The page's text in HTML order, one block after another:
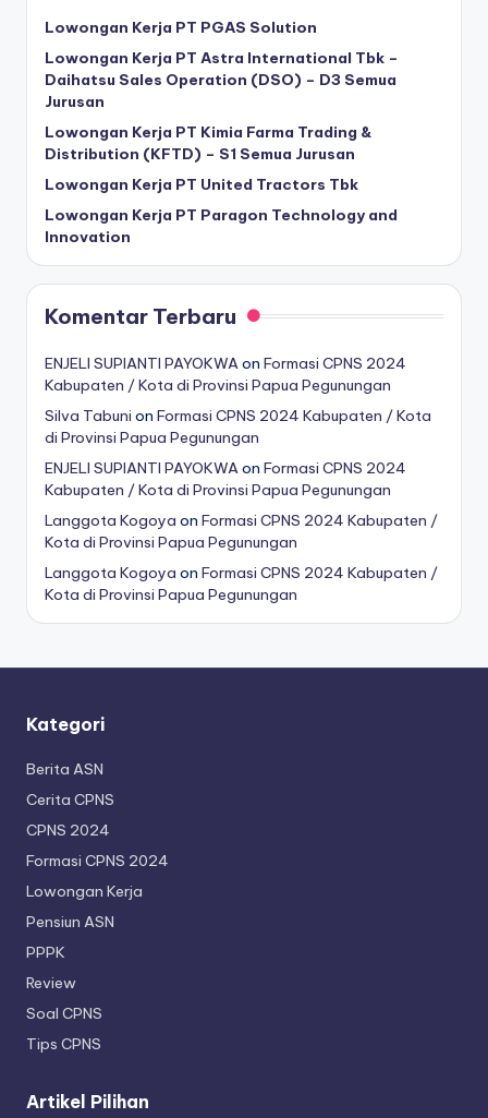
Lowongan Kerja PT PGAS Solution
Lowongan Kerja PT Astra International Tbk –
Daihatsu Sales Operation (DSO) – D3 Semua
Jurusan
Lowongan Kerja PT Kimia Farma Trading &
Distribution (KFTD) – S1 Semua Jurusan
Lowongan Kerja PT United Tractors Tbk
Lowongan Kerja PT Paragon Technology and
Innovation
Komentar Terbaru
ENJELI SUPIANTI PAYOKWAon Formasi CPNS 2024
Kabupaten / Kota di Provinsi Papua Pegunungan
Silva Tabuni on Formasi CPNS 2024 Kabupaten / Kota
di Provinsi Papua Pegunungan
ENJELI SUPIANTI PAYOKWAon Formasi CPNS 2024
Kabupaten / Kota di Provinsi Papua Pegunungan
Langgota Kogoya on Formasi CPNS 2024 Kabupaten /
Kota di Provinsi Papua Pegunungan
Langgota Kogoya on Formasi CPNS 2024 Kabupaten /
Kota di Provinsi Papua Pegunungan
Kategori
Berita ASN
Cerita CPNS
CPNS 2024
Formasi CPNS 2024
Lowongan Kerja
Pensiun ASN
PPPK
Review
Soal CPNS
Tips CPNS
Artikel Pilihan